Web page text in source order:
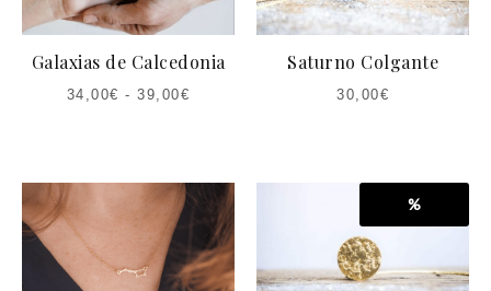
Galaxias de Calcedonia
34,00€ -39,00€
Saturno Colgante
30,00€
%